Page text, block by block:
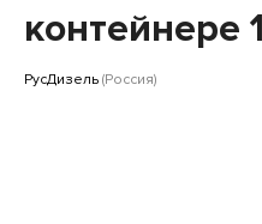
контейнере
РусДизель (Россия)